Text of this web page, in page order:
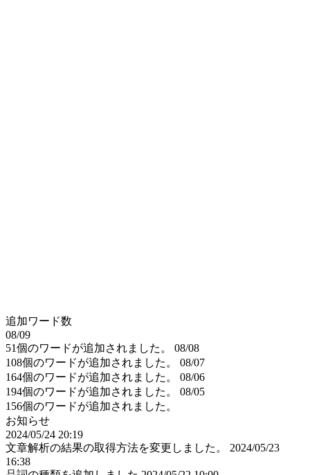
追加ワード数
08/09
51個のワードが追加されました。
08/08
108個のワードが追加されました。
08/07
164個のワードが追加されました。
08/06
194個のワードが追加されました。
08/05
156個のワードが追加されました。
お知らせ
2024/05/24 20:19
文章解析の結果の取得方法を変更しました。
2024/05/23
16:38